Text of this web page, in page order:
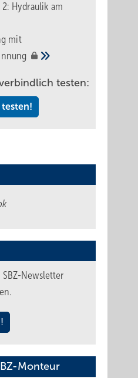
Hydraulik am
mit
testen:
Newsletter
Monteur